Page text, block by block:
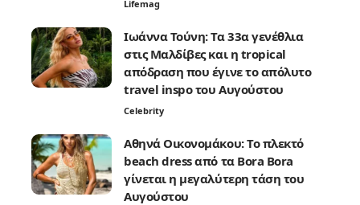
Lifemag
Ιωάννα Τούνη: Τα 33α γενέθλια
στις Μαλδίβες και η tropical
απόδραση που έγινε το απόλυτο
travel inspo του Αυγούστου
Celebrity
Αθηνά Οικονομάκου: Το πλεκτό
beach dress από τα Bora Bora
γίνεται η μεγαλύτερη τάση του
Αυγούστου